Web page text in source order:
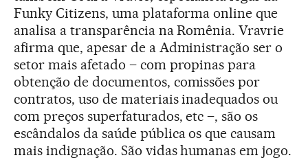
Funky Citizens, uma plataforma online que
analisa a transparência na Romênia. Vravrie
afirma que, apesar de a Administração ser o
setor mais afetado – com propinas para
obtenção de documentos, comissões por
contratos, uso de materiais inadequados ou
com preços superfaturados, etc –, são os
escândalos da saúde pública os que causam
mais indignação. São vidas humanas em jogo.